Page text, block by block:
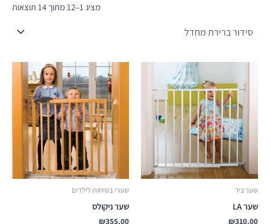
מציג 1–12 מתוך 14 תוצאות
שער ציר
שער LA
₪310.00
שערי בטיחות לילדים
שער ניקולס
₪355.00